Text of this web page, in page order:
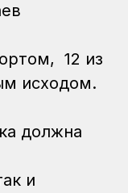
12 из
исходом.
должна
и